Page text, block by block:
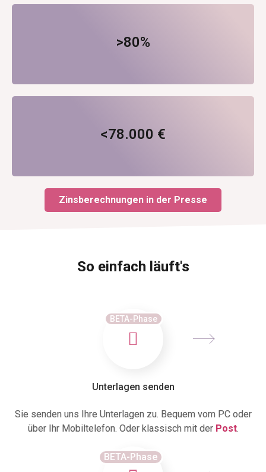
>80%
widerrufbar gem. eines Verbraucherverbandes
<78.000 €
eines Verbraucher-schutzverbandes
Zinsberechnungen in der Presse
So einfach läuft's
BETA-Phase
Unterlagen senden
Sie senden uns Ihre Unterlagen zu. Bequem vom PC oder
über Ihr Mobiltelefon. Oder klassisch mit der Post.
BETA-Phase